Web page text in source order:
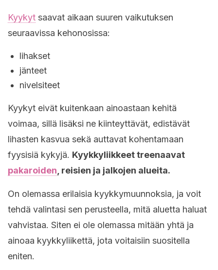
Kyykyt saavat aikaan suuren vaikutuksen
seuraavissa kehonosissa:
lihakset
jänteet
nivelsiteet
Kyykyt eivät kuitenkaan ainoastaan kehitä
voimaa, sillä lisäksi ne kiinteyttävät, edistävät
lihasten kasvua sekä auttavat kohentamaan
fyysisiä kykyjä. Kyykkyliikkeet treenaavat
pakaroiden , reisien ja jalkojen alueita.
On olemassa erilaisia kyykkymuunnoksia, ja voit
tehdä valintasi sen perusteella, mitä aluetta haluat
vahvistaa. Siten ei ole olemassa mitään yhtä ja
ainoaa kyykkyliikettä, jota voitaisiin suositella
eniten.